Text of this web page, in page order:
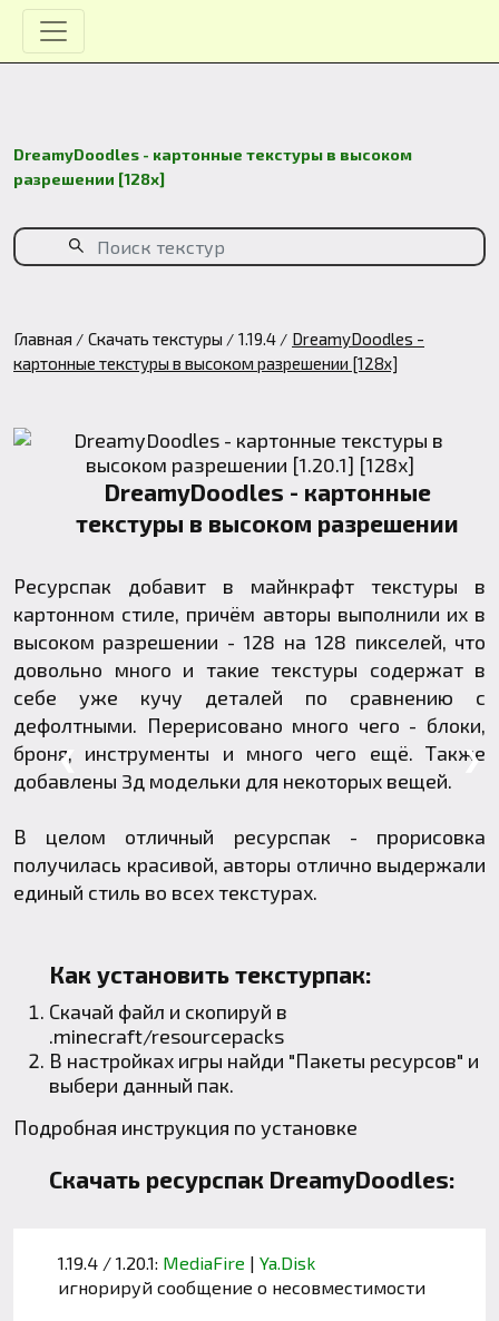
DreamyDoodles - картонные текстуры в высоком
разрешении [128x]
Главная Скачать текстуры 1.19.4
DreamyDoodles -
картонные текстуры в высоком разрешении [128x]
DreamyDoodles - картонные
текстуры в высоком разрешении
Ресурспак добавит в майнкрафт текстуры в
картонном стиле, причём авторы выполнили их в
высоком разрешении - 128 на 128 пикселей, что
довольно много и такие текстуры содержат в
себе уже кучу деталей по сравнению с
дефолтными. Перерисовано много чего - блоки,
броня, инструменты и много чего ещё. Также
добавлены 3д модельки для некоторых вещей.
В целом отличный ресурспак - прорисовка
получилась красивой, авторы отлично выдержали
единый стиль во всех текстурах.
Как установить текстурпак:
Скачай файл и скопируй в
.minecraft/resourcepacks
В настройках игры найди "Пакеты ресурсов" и
выбери данный пак.
Подробная инструкция по установке
Скачать ресурспак DreamyDoodles:
1.19.4 / 1.20.1: MediaFire | Ya.Disk
игнорируй сообщение о несовместимости
❮ ❯